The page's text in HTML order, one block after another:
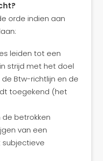
orde indien aan
leiden tot een
strijd met het doel
Btw-richtlijn en de
toegekend (het
de betrokken
van een